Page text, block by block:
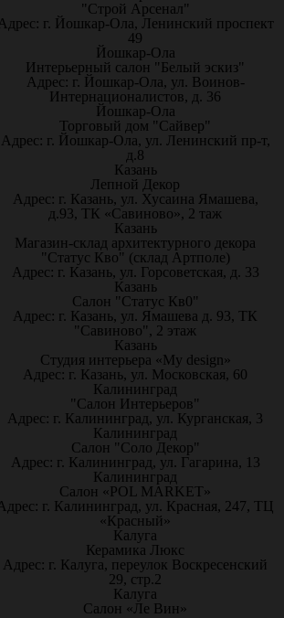
"Строй Арсенал"
г. Йошкар-Ола, Ленинский проспект
49
Йошкар-Ола
Интерьерный салон "Белый эскиз"
Адрес: г. Йошкар-Ола, ул. Воинов-
Интернационалистов, д. 36
Йошкар-Ола
Торговый дом "Сайвер"
Адрес: г. Йошкар-Ола, ул. Ленинский пр-т,
д.8
Казань
Лепной Декор
Адрес: г. Казань, ул. Хусаина Ямашева,
д.93, ТК «Савиново», 2 таж
Казань
Магазин-склад архитектурного декора
"Статус Кво" (склад Артполе)
Адрес: г. Казань, ул. Горсоветская, д. 33
Казань
Салон "Статус Кв0"
Адрес: г. Казань, ул. Ямашева д. 93, ТК
"Савиново", 2 этаж
Казань
Студия интерьера «My design»
Адрес: г. Казань, ул. Московская, 60
Калининград
"Салон Интерьеров"
Адрес: г. Калининград, ул. Курганская, 3
Калининград
Салон "Соло Декор"
Адрес: г. Калининград, ул. Гагарина, 13
Калининград
Салон «POL MARKET»
г. Калининград, ул. Красная, 247, ТЦ
«Красный»
Калуга
Керамика Люкс
Адрес: г. Калуга, переулок Воскресенский
29, стр.2
Калуга
Салон «Ле Вин»